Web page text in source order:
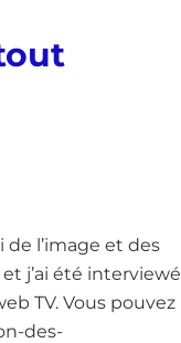
l’image et des
j’ai été interviewé
TV. Vous pouvez
des-